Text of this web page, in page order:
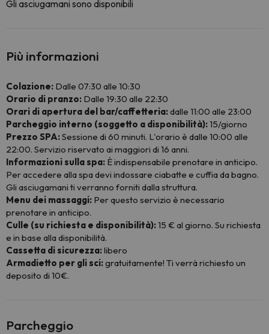
Gli asciugamani sono disponibili
Più informazioni
Colazione: Dalle 07:30 alle 10:30
Orario di pranzo: Dalle 19:30 alle 22:30
Orari di apertura del bar/caffetteria:dalle 11:00 alle 23:00
Parcheggio interno (soggetto a disponibilità):15/giorno
Prezzo SPA:Sessione di 60 minuti. L'orario è dalle 10:00 alle
22:00. Servizio riservato ai maggiori di 16 anni.
Informazioni sulla spa: È indispensabile prenotare in anticipo.
Per accedere alla spa devi indossare ciabatte e cuffia da bagno.
Gli asciugamani ti verranno forniti dalla struttura.
Menu dei massaggi: Per questo servizio è necessario
prenotare in anticipo.
Culle (su richiesta e disponibilità):15 € al giorno. Su richiesta
e in base alla disponibilità.
Cassetta di sicurezza:libero
Armadietto per gli sci:gratuitamente! Ti verrà richiesto un
deposito di 10€.
Parcheggio